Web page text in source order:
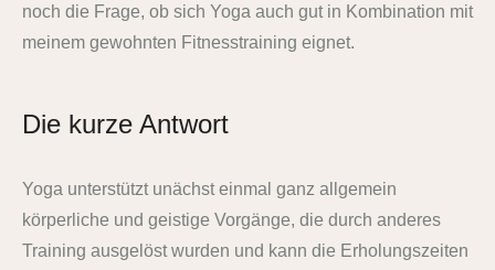
noch die Frage, ob sich Yoga auch gut in Kombination mit
meinem gewohnten Fitnesstraining eignet.
Die kurze Antwort
Yoga unterstützt unächst einmal ganz allgemein
körperliche und geistige Vorgänge, die durch anderes
Training ausgelöst wurden und kann die Erholungszeiten